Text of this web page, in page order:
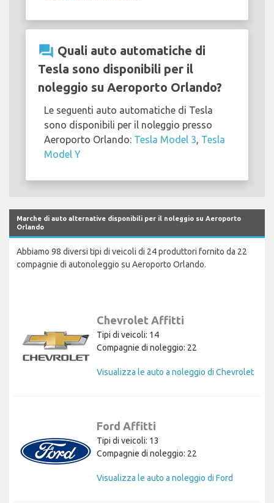
question_answer Quali auto automatiche di
Tesla sono disponibili per il
noleggio su Aeroporto Orlando?
Le seguenti auto automatiche di Tesla
sono disponibili per il noleggio presso
Aeroporto Orlando: Tesla Model 3 Tesla
Model Y
Marche di auto alternative disponibili per il noleggio su Aeroporto
Orlando
Abbiamo 98 diversi tipi di veicoli di 24 produttori fornito da 22
compagnie di autonoleggio su Aeroporto Orlando.
Chevrolet Affitti
Tipi di veicoli: 14
Compagnie di noleggio: 22
Visualizza le auto a noleggio di Chevrolet
Ford Affitti
Tipi di veicoli: 13
Compagnie di noleggio: 22
Visualizza le auto a noleggio di Ford